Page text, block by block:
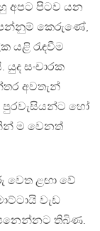
අපට පිටව යන
කෙරුණේ,
යළි රැඳවීම
සංචාරක
අවතැන්
පුරවැසියන්ට හෝ
ම වෙනත්
වෙත ළඟා වේ
වැඩ
තිබිණ.